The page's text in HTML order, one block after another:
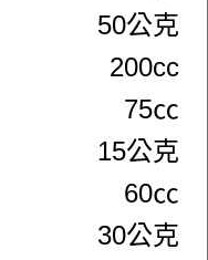
50公克
200cc
75㏄
15公克
60㏄
30公克